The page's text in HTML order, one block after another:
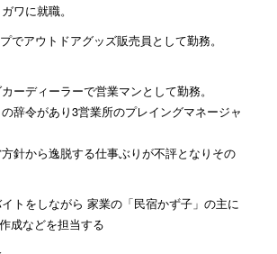
ワに就職。
でアウトドアグッズ販売員として勤務。
ーディーラーで営業マンとして勤務。
辞令があり3営業所のプレイングマネージャ
針から逸脱する仕事ぶりが不評となりその
トをしながら 家業の「民宿かず子」の主に
成などを担当する